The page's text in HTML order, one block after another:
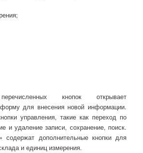
кнопок открывает
для внесения новой информации.
управления, такие как переход по
и удаление записи, сохранение, поиск.
содержат дополнительные кнопки для
и единиц измерения.